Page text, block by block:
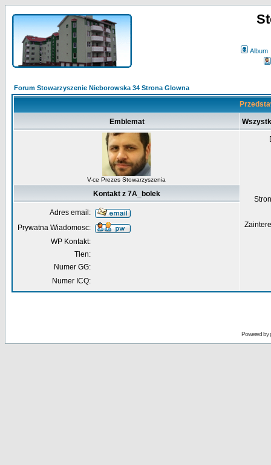
Album
Forum Stowarzyszenie Nieborowska 34 Strona Glowna
Emblemat
V-ce Prezes Stowarzyszenia
Kontakt z 7A_bolek
Adres email:
Prywatna Wiadomosc:
WP Kontakt:
Tlen:
Numer GG:
Numer ICQ:
Powered by